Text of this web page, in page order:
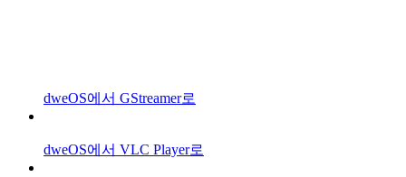
dweOS에서 GStreamer로
dweOS에서 VLC Player로